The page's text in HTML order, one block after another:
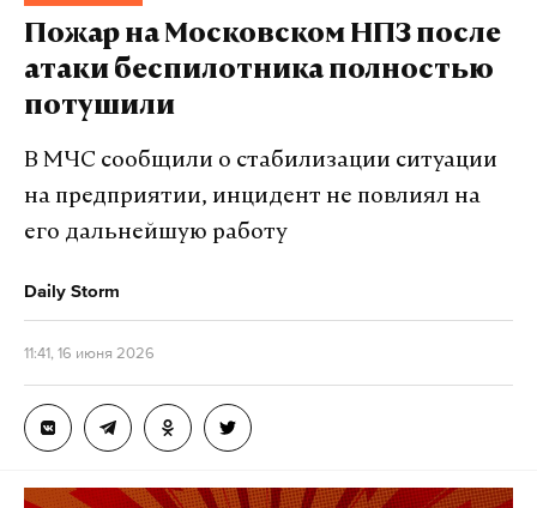
Пожар на Московском НПЗ после
атаки беспилотника полностью
потушили
В МЧС сообщили о стабилизации ситуации
на предприятии, инцидент не повлиял на
его дальнейшую работу
Daily Storm
11:41, 16 июня 2026